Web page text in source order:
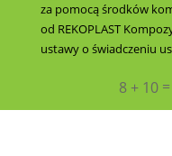
za pomocą środków
od REKOPLAST
ustawy o świadczeniu
8 + 10 =